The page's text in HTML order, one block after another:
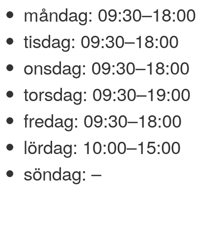
måndag: 09:30–18:00
tisdag: 09:30–18:00
onsdag: 09:30–18:00
torsdag: 09:30–19:00
fredag: 09:30–18:00
lördag: 10:00–15:00
söndag: –